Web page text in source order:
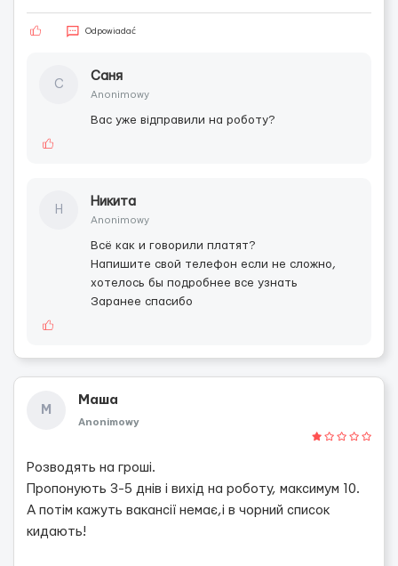
Odpowiadać
С
Саня
Anonimowy
Вас уже відправили на роботу?
Н
Никита
Anonimowy
Всё как и говорили платят?
Напишите свой телефон если не сложно,
хотелось бы подробнее все узнать
Заранее спасибо
М
Маша
Anonimowy
Розводять на гроші.
Пропонують 3-5 днів і вихід на роботу, максимум 10.
А потім кажуть вакансії немає,і в чорний список
кидають!